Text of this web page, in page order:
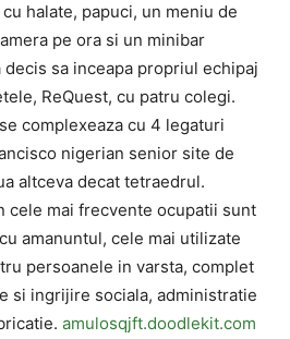
halate, papuci, un meniu de
pe ora si un minibar
sa inceapa propriul echipaj
ReQuest, cu patru colegi.
complexeaza cu 4 legaturi
nigerian senior site de
altceva decat tetraedrul.
cele mai frecvente ocupatii sunt
amanuntul, cele mai utilizate
persoanele in varsta, complet
si ingrijire sociala, administratie
amulosqjft.doodlekit.com